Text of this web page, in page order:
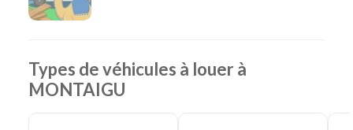
répondre aux besoins des professionnels.
Depuis plus de 40 ans, Loc Eco propose une location de
véhicules simple, économique et accessible. À Montaigu,
Types de véhicules à louer à
MONTAIGU